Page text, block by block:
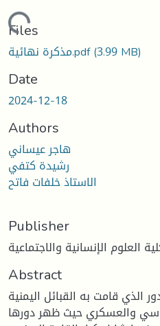
Loading...
Files
مذكرة نهائية.pdf(3.99 MB)
Date
2024-12-18
Authors
هاجر عيساني
رشيدة كتفي
الاستاذ خلفات فاتح
Publisher
العلوم الإنسانية والاجتماعية
Abstract
الذي قامت به القبائل اليمنية
والعسكري حيث ظهر دورها